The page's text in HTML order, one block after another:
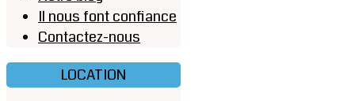
Il nous font confiance
Contactez-nous
LOCATION